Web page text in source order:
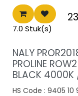
7.0 Stuk(s)
Nieuwe prijs
NALY
PROLINE ROW2
BLACK 4000K
HS Code : 9405 10